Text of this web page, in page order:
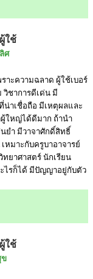
ใช้
ศ
าะความฉลาด ผู้ใช้เบอร์
ชาการดีเด่น มี
น่าเชื่อถือ มีเหตุผลและ
ใหญ่ได้ดีมาก ถ้านำ
ยำ มีวาจาศักดิ์สิทธิ์
หมาะกับครูบาอาจารย์
ยาศาสตร์ นักเรียน
ไรก็ได้ มีปัญญาอยู่กับตัว
ใช้
ข